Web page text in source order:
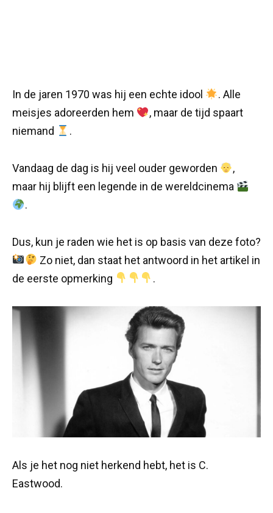
In de jaren 1970 was hij een echte idool
. Alle
meisjes adoreerden hem
, maar de tijd spaart
niemand
.
Vandaag de dag is hij veel ouder geworden
,
maar hij blijft een legende in de wereldcinema
.
Dus, kun je raden wie het is op basis van deze foto?
Zo niet, dan staat het antwoord in het artikel in
de eerste opmerking
.
Als je het nog niet herkend hebt, het is C.
Eastwood.